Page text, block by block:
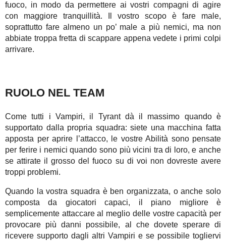
fuoco, in modo da permettere ai vostri compagni di agire
con maggiore tranquillità. Il vostro scopo è fare male,
soprattutto fare almeno un po’ male a più nemici, ma non
abbiate troppa fretta di scappare appena vedete i primi colpi
arrivare.
RUOLO NEL TEAM
Come tutti i Vampiri, il Tyrant dà il massimo quando è
supportato dalla propria squadra: siete una macchina fatta
apposta per aprire l’attacco, le vostre Abilità sono pensate
per ferire i nemici quando sono più vicini tra di loro, e anche
se attirate il grosso del fuoco su di voi non dovreste avere
troppi problemi.
Quando la vostra squadra è ben organizzata, o anche solo
composta da giocatori capaci, il piano migliore è
semplicemente attaccare al meglio delle vostre capacità per
provocare più danni possibile, al che dovete sperare di
ricevere supporto dagli altri Vampiri e se possibile togliervi